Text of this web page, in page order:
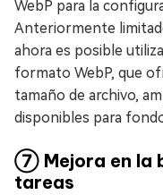
WebP para la
Anteriormente
ahora es posible
formato WebP, que
tamaño de archivo,
disponibles para
⑦ Mejora en la
tareas